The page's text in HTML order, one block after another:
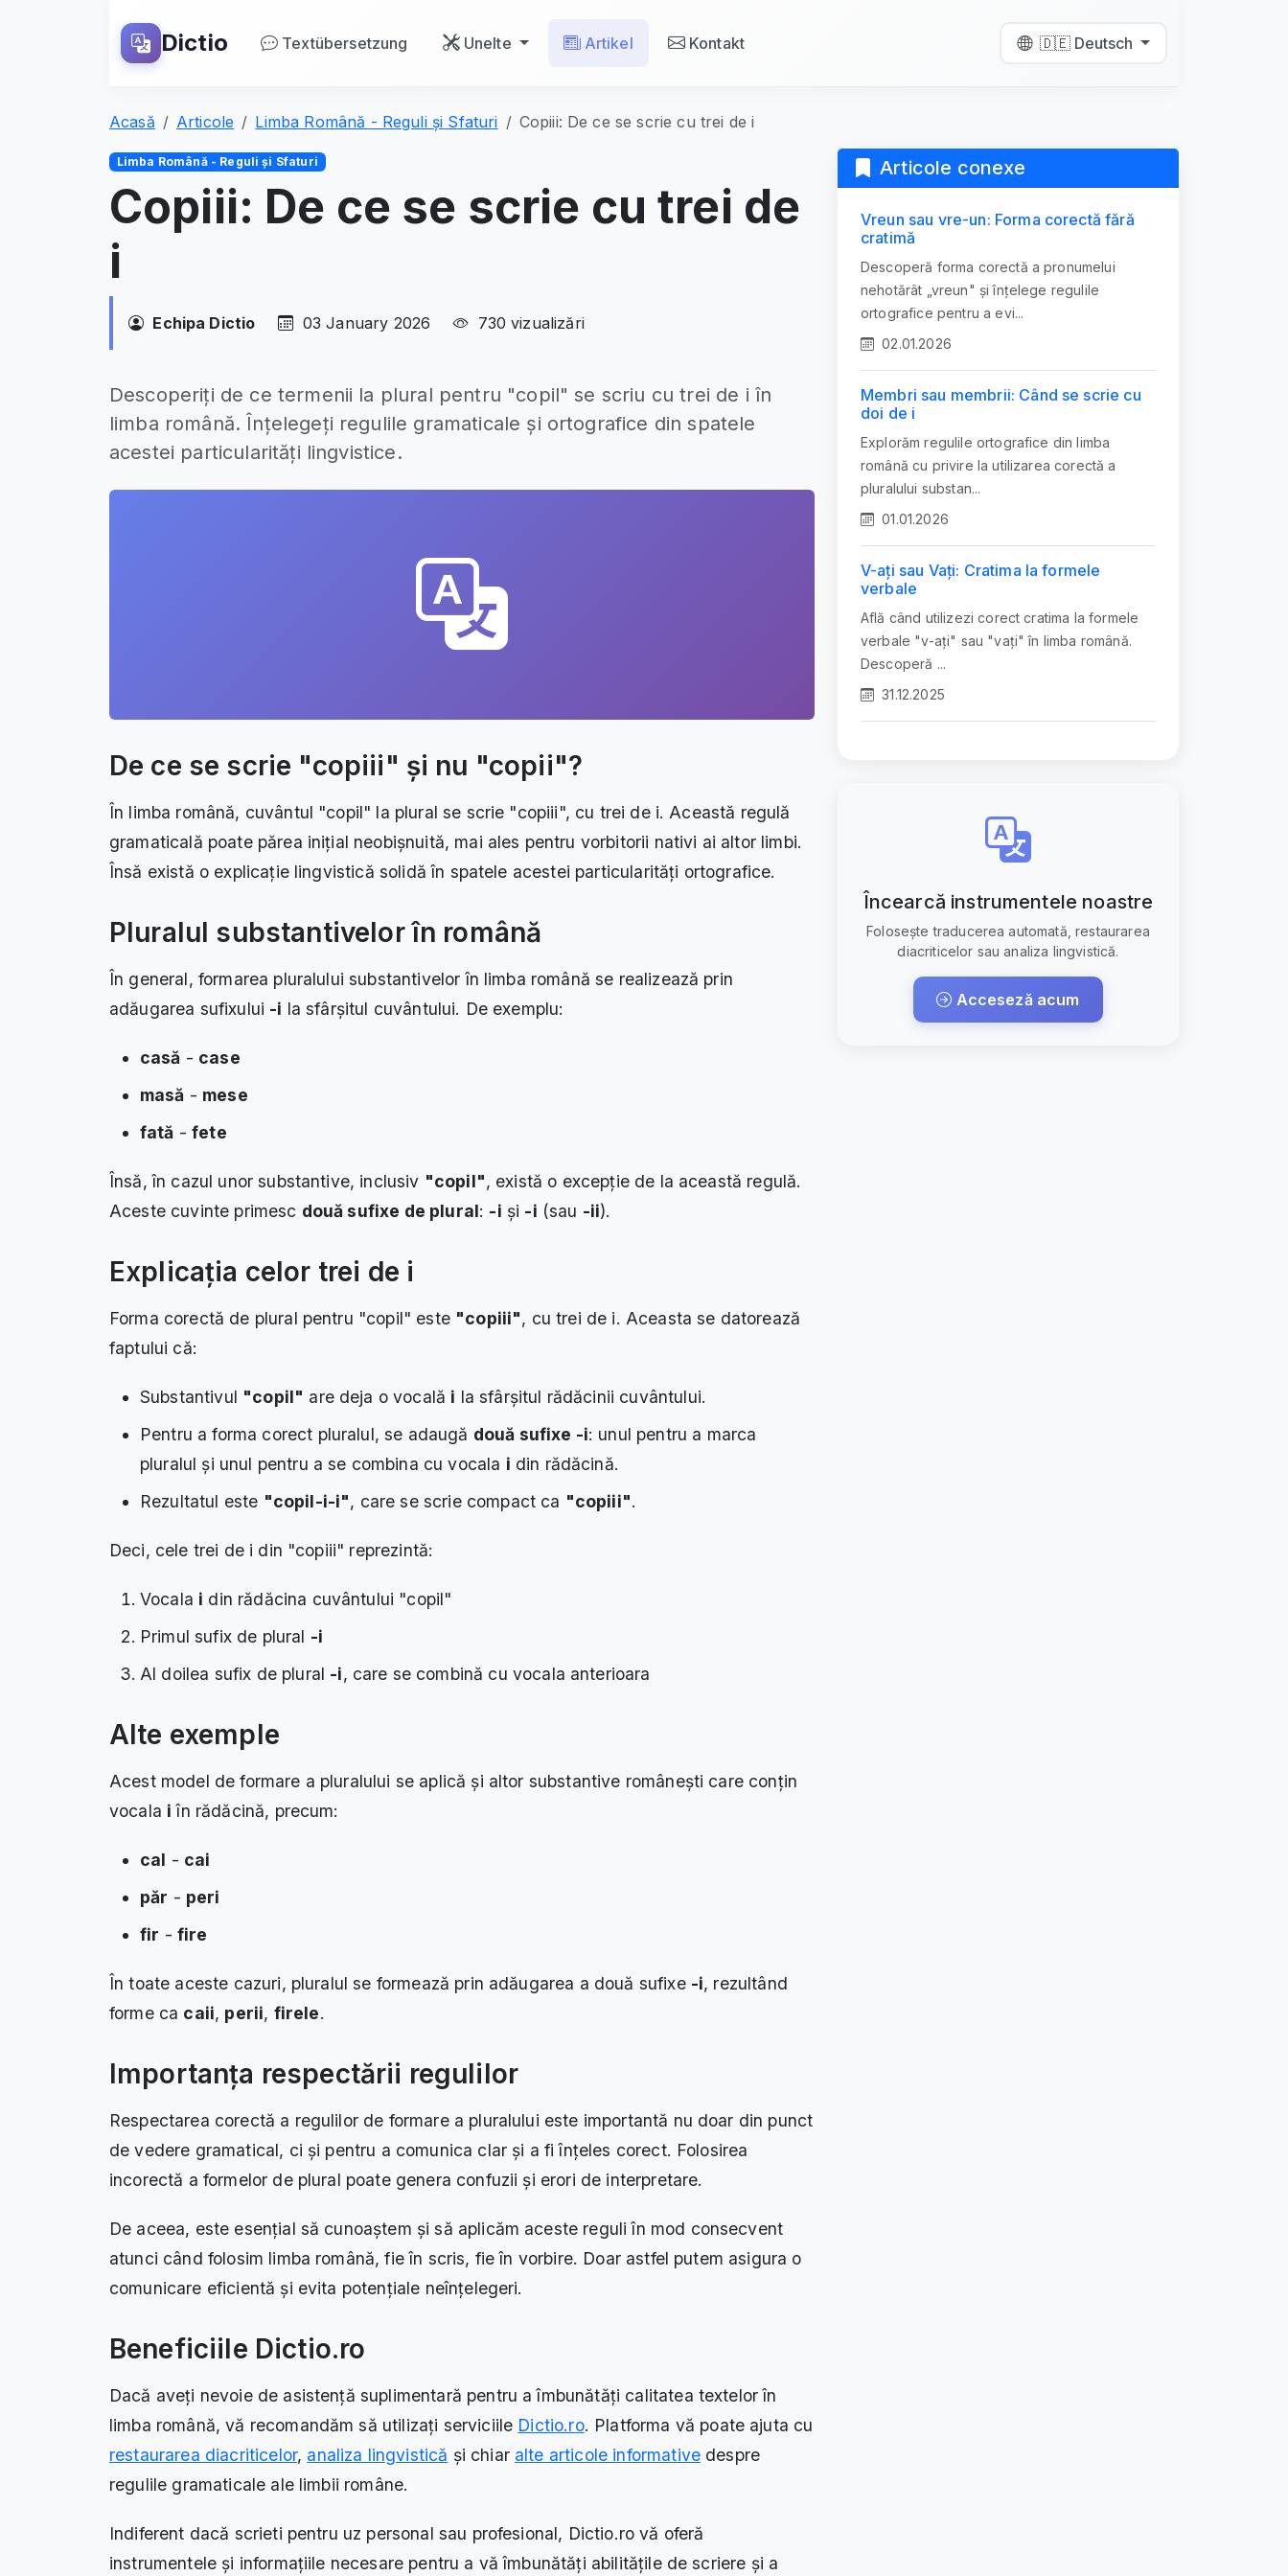
Dictio Textübersetzung Unelte Artikel Kontakt 🇩🇪 Deutsch
Acasă Articole Limba Română - Reguli și Sfaturi Copiii: De ce se scrie cu trei de i
Limba Română - Reguli și Sfaturi
Copiii: De ce se scrie cu trei de
i
Echipa Dictio 03 January 2026 730 vizualizări
Descoperiți de ce termenii la plural pentru "copil" se scriu cu trei de i în
limba română. Înțelegeți regulile gramaticale și ortografice din spatele
acestei particularități lingvistice.
De ce se scrie "copiii" și nu "copii"?
În limba română, cuvântul "copil" la plural se scrie "copiii", cu trei de i. Această regulă
gramaticală poate părea inițial neobișnuită, mai ales pentru vorbitorii nativi ai altor limbi.
Însă există o explicație lingvistică solidă în spatele acestei particularități ortografice.
Pluralul substantivelor în română
În general, formarea pluralului substantivelor în limba română se realizează prin
adăugarea sufixului -i la sfârșitul cuvântului. De exemplu:
casă - case
masă - mese
fată -fete
Însă, în cazul unor substantive, inclusiv "copil", există o excepție de la această regulă.
Aceste cuvinte primesc două sufixe de plural: -i și -i (sau -ii).
Explicația celor trei de i
Forma corectă de plural pentru "copil" este "copiii", cu trei de i. Aceasta se datorează
faptului că:
Substantivul "copil" are deja o vocală i la sfârșitul rădăcinii cuvântului.
Pentru a forma corect pluralul, se adaugă două sufixe -i: unul pentru a marca
pluralul și unul pentru a se combina cu vocala i din rădăcină.
Rezultatul este "copil-i-i", care se scrie compact ca "copiii".
Deci, cele trei de i din "copiii" reprezintă:
Vocala i din rădăcina cuvântului "copil"
Primul sufix de plural -i
Al doilea sufix de plural -i, care se combină cu vocala anterioara
Alte exemple
Acest model de formare a pluralului se aplică și altor substantive românești care conțin
vocala i în rădăcină, precum:
cal - cai
păr - peri
fir - fire
În toate aceste cazuri, pluralul se formează prin adăugarea a două sufixe -i, rezultând
forme ca caii, perii, firele.
Importanța respectării regulilor
Respectarea corectă a regulilor de formare a pluralului este importantă nu doar din punct
de vedere gramatical, ci și pentru a comunica clar și a fi înțeles corect. Folosirea
incorectă a formelor de plural poate genera confuzii și erori de interpretare.
De aceea, este esențial să cunoaștem și să aplicăm aceste reguli în mod consecvent
atunci când folosim limba română, fie în scris, fie în vorbire. Doar astfel putem asigura o
comunicare eficientă și evita potențiale neînțelegeri.
Beneficiile Dictio.ro
Dacă aveți nevoie de asistență suplimentară pentru a îmbunătăți calitatea textelor în
limba română, vă recomandăm să utilizați serviciile Dictio.ro. Platforma vă poate ajuta cu
restaurarea diacriticelor, analiza lingvistică și chiar alte articole informative despre
regulile gramaticale ale limbii române.
Indiferent dacă scrieti pentru uz personal sau profesional, Dictio.ro vă oferă
instrumentele și informațiile necesare pentru a vă îmbunătăți abilitățile de scriere și a
Articole conexe
Vreun sau vre-un: Forma corectă fără
cratimă
Descoperă forma corectă a pronumelui
nehotărât „vreun" și înțelege regulile
ortografice pentru a evi...
02.01.2026
Membri sau membrii: Când se scrie cu
doi de i
Explorăm regulile ortografice din limba
română cu privire la utilizarea corectă a
pluralului substan...
01.01.2026
V-ați sau Vați: Cratima la formele
verbale
Află când utilizezi corect cratima la formele
verbale "v-ați" sau "vați" în limba română.
Descoperă ...
31.12.2025
Încearcă instrumentele noastre
Folosește traducerea automată, restaurarea
diacriticelor sau analiza lingvistică.
Acceseză acum